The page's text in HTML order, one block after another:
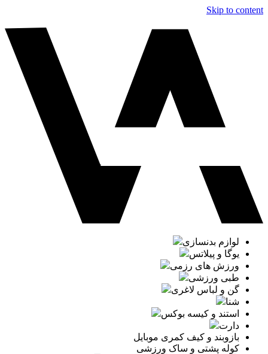
Skip to content
لوازم بدنسازی
یوگا و پیلاتس
ورزش های رزمی
طبی ورزشی
گن و لباس لاغری
شنا
استند و کیسه بوکس
دارت
بازوبند و کیف کمری موبایل
کوله پشتی و ساک ورزشی